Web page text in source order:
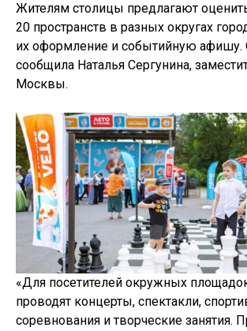
Жителям столицы предлагают
20 пространств в разных округах
их оформление и событийную афишу.
сообщила Наталья Сергунина,
Москвы.
«Для посетителей окружных
проводят концерты, спектакли,
соревнования и творческие занятия.